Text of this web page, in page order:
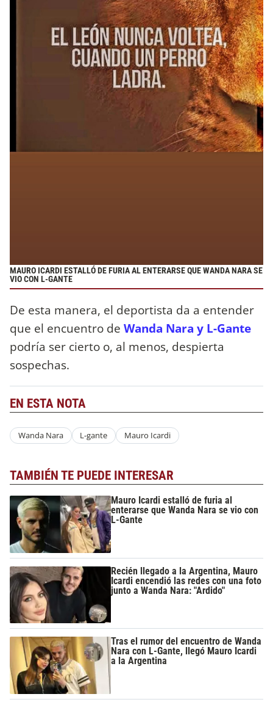
MAURO ICARDI ESTALLÓ DE FURIA AL ENTERARSE QUE WANDA NARA SE
VIO CON L-GANTE
De esta manera, el deportista da a entender
que el encuentro de Wanda Nara y L-Gante
podría ser cierto o, al menos, despierta
sospechas.
EN ESTA NOTA
Wanda Nara L-gante Mauro Icardi
TAMBIÉN TE PUEDE INTERESAR
Mauro Icardi estalló de furia al
enterarse que Wanda Nara se vio con
L-Gante
Recién llegado a la Argentina, Mauro
Icardi encendió las redes con una foto
junto a Wanda Nara: "Ardido"
Tras el rumor del encuentro de Wanda
Nara con L-Gante, llegó Mauro Icardi
a la Argentina